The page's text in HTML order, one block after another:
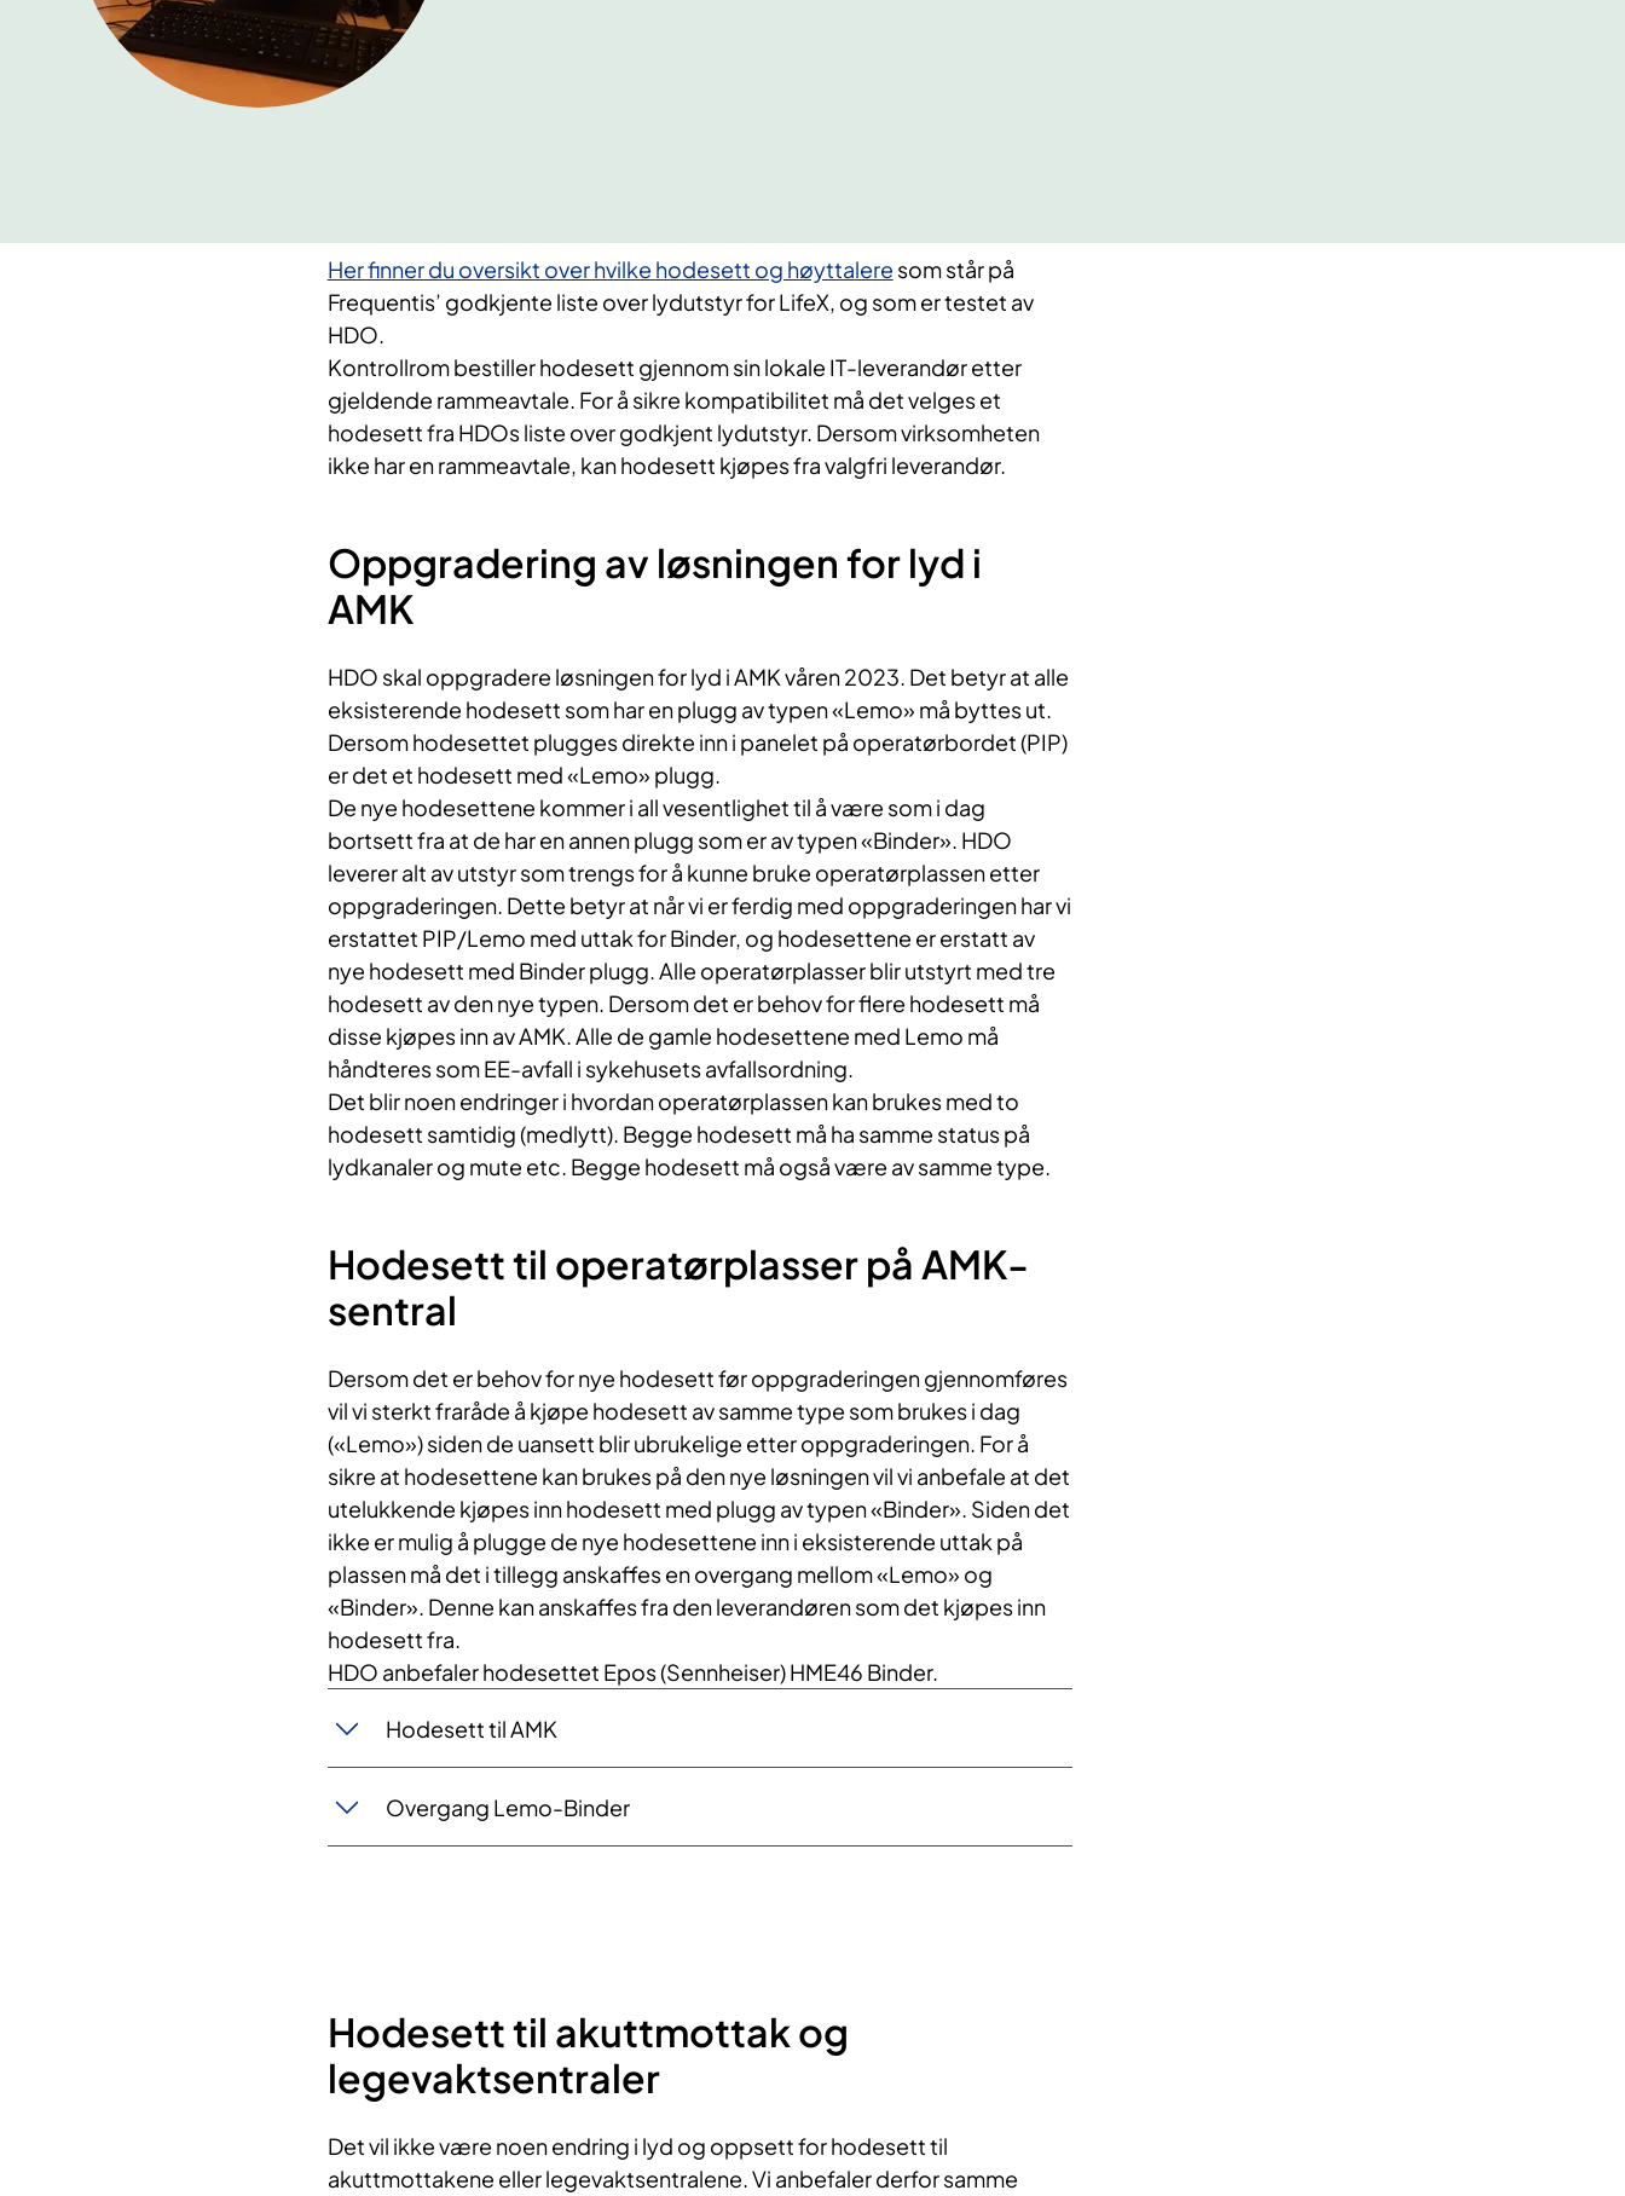
Her finner du oversikt over hvilke hodesett og høyttalere som står på
Frequentis’ godkjente liste over lydutstyr for LifeX, og som er testet av
HDO.
Kontrollrom bestiller hodesett gjennom sin lokale IT-leverandør etter
gjeldende rammeavtale. For å sikre kompatibilitet må det velges et
hodesett fra HDOs liste over godkjent lydutstyr. Dersom virksomheten
ikke har en rammeavtale, kan hodesett kjøpes fra valgfri leverandør.
​Oppgradering av løsningen for lyd i
AMK
HDO skal oppgradere løsningen for lyd i AMK våren 2023. Det betyr at alle
eksisterende hodesett som har en plugg av typen «Lemo» må byttes ut.
Dersom hodesettet plugges direkte inn i panelet på operatørbordet (PIP)
er det et hodesett med «Lemo» plugg.
De nye hodesettene kommer i all vesentlighet til å være som i dag
bortsett fra at de har en annen plugg som er av typen «Binder». HDO
leverer alt av utstyr som trengs for å kunne bruke operatørplassen etter
oppgraderingen. Dette betyr at når vi er ferdig med oppgraderingen har vi
erstattet PIP/Lemo med uttak for Binder, og hodesettene er erstatt av
nye hodesett med Binder plugg. Alle operatørplasser blir utstyrt med tre
hodesett av den nye typen. Dersom det er behov for flere hodesett må
disse kjøpes inn av AMK. Alle de gamle hodesettene med Lemo må
håndteres som EE-avfall i sykehusets avfallsordning.
Det blir noen endringer i hvordan operatørplassen kan brukes med to
hodesett samtidig (medlytt). Begge hodesett må ha samme status på
lydkanaler og mute etc. Begge hodesett må også være av samme type.
Hodesett til operatørplasser på AMK-
sentral
Dersom det er behov for nye hodesett før oppgraderingen gjennomføres
vil vi sterkt fraråde å kjøpe hodesett av samme type som brukes i dag
(«Lemo») siden de uansett blir ubrukelige etter oppgraderingen. For å
sikre at hodesettene kan brukes på den nye løsningen vil vi anbefale at det
utelukkende kjøpes inn hodesett med plugg av typen «Binder». Siden det
ikke er mulig å plugge de nye hodesettene inn i eksisterende uttak på
plassen må det i tillegg anskaffes en overgang mellom «Lemo» og
«Binder». Denne kan anskaffes fra den leverandøren som det kjøpes inn
hodesett fra.
HDO anbefaler hodesettet Epos (Sennheiser) HME46 Binder.
Hodesett til AMK
​Overgang Lemo-Binder
​​Hodesett til akuttmottak og
legevaktsentraler
​​​Det vil ikke være noen endring i lyd og oppsett for hodesett til
akuttmottakene eller legevaktsentralene. Vi anbefaler derfor samme